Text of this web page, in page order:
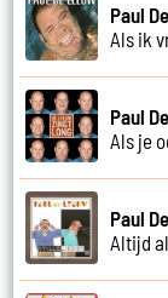
Paul
Als ik
Paul
Als je
Paul
Altijd